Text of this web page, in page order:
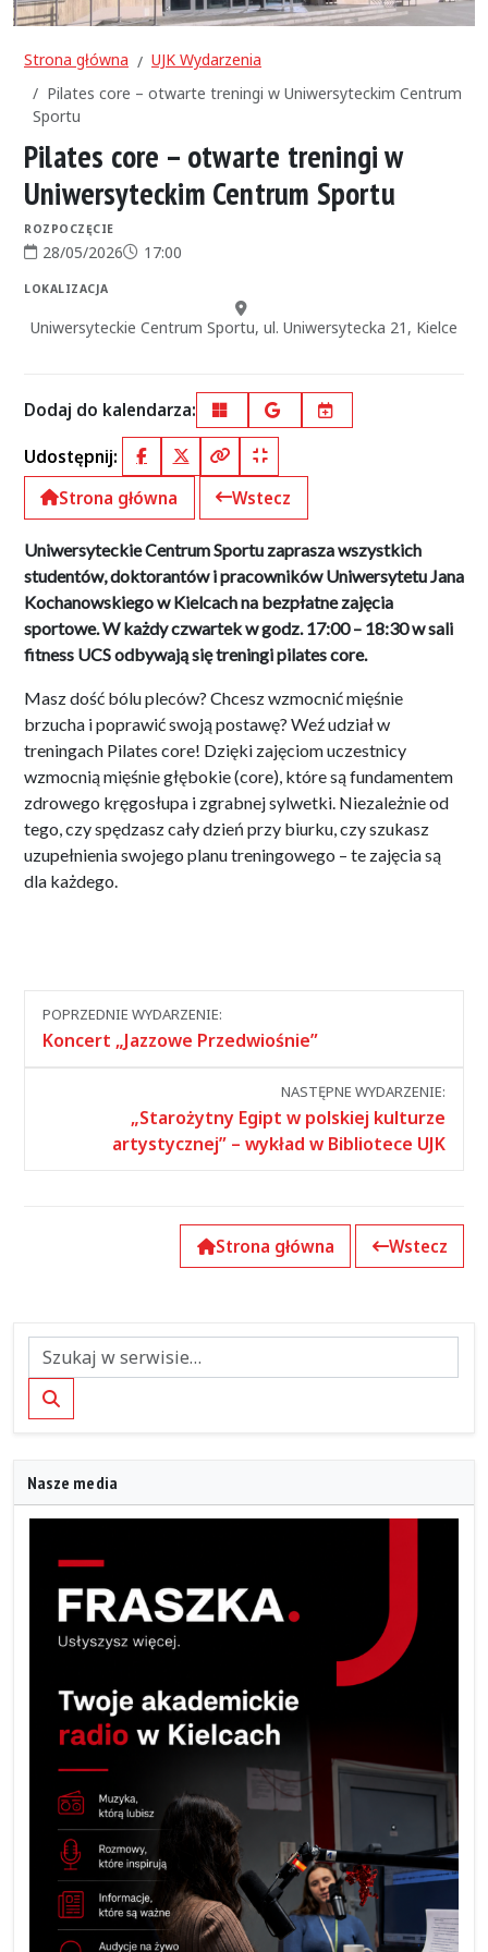
Strona główna
UJK Wydarzenia
Pilates core – otwarte treningi w Uniwersyteckim Centrum
Sportu
Pilates core – otwarte treningi w
Uniwersyteckim Centrum Sportu
ROZPOCZĘCIE
Data rozpoczęcia:
28/05/2026Godzina rozpoczęcia:
17:00
LOKALIZACJA
Miejsce:
Uniwersyteckie Centrum Sportu, ul. Uniwersytecka 21, Kielce
Dodaj do kalendarza: OutlookGoogle Calendar
iCal
Udostępnij:
FacebookX (Twitter)
Kopiuj pełny link
Kopiuj krótki link
Strona główna
Wstecz
Uniwersyteckie Centrum Sportu zaprasza wszystkich
studentów, doktorantów i pracowników Uniwersytetu Jana
Kochanowskiego w Kielcach na bezpłatne zajęcia
sportowe. W każdy czwartek w godz. 17:00 – 18:30 w sali
fitness UCS odbywają się treningi pilates core.
Masz dość bólu pleców? Chcesz wzmocnić mięśnie
brzucha i poprawić swoją postawę? Weź udział w
treningach Pilates core! Dzięki zajęciom uczestnicy
wzmocnią mięśnie głębokie (core), które są fundamentem
zdrowego kręgosłupa i zgrabnej sylwetki. Niezależnie od
tego, czy spędzasz cały dzień przy biurku, czy szukasz
uzupełnienia swojego planu treningowego – te zajęcia są
dla każdego.
Nawigacja
między
POPRZEDNIE WYDARZENIE:
Koncert „Jazzowe Przedwiośnie”
NASTĘPNE WYDARZENIE:
„Starożytny Egipt w polskiej kulturze
artystycznej” – wykład w Bibliotece UJK
Strona główna Wstecz
Szukaj
Nasze media